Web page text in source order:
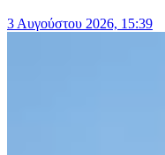
3 Αυγούστου 2026, 15:39